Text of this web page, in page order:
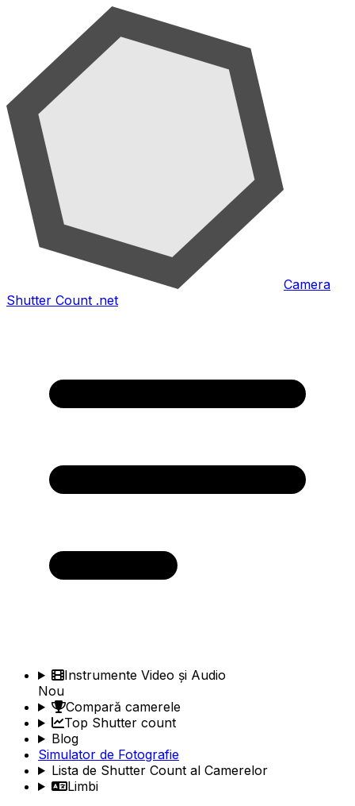
Camera
Shutter Count .net
Instrumente Video și Audio
Nou
Compară camerele
Top Shutter count
Blog
Simulator de Fotografie
Lista de Shutter Count al Camerelor
Limbi